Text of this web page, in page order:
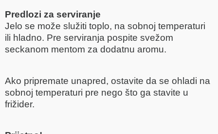
Predlozi za serviranje
Jelo se može služiti toplo, na sobnoj temperaturi
ili hladno. Pre serviranja pospite svežom
seckanom mentom za dodatnu aromu.
Ako pripremate unapred, ostavite da se ohladi na
sobnoj temperaturi pre nego što ga stavite u
frižider.